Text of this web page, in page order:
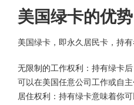
美国绿卡的优势
美国绿卡，即永久居民卡，持
无限制的工作权利：持有绿卡
可以在美国任意公司工作或自主
居住权利：持有绿卡意味着你